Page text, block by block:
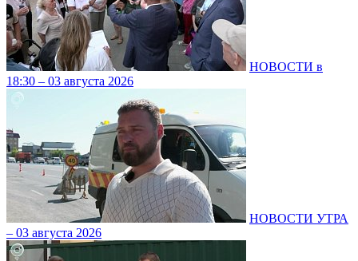
НОВОСТИ в
18:30 – 03 августа 2026
НОВОСТИ УТРА
– 03 августа 2026